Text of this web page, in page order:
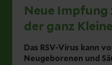
Neue Impfung
der ganz
Das RSV-Virus kann
Neugeborenen und